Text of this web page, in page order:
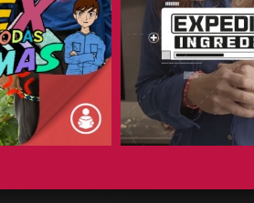
COMPARTIR